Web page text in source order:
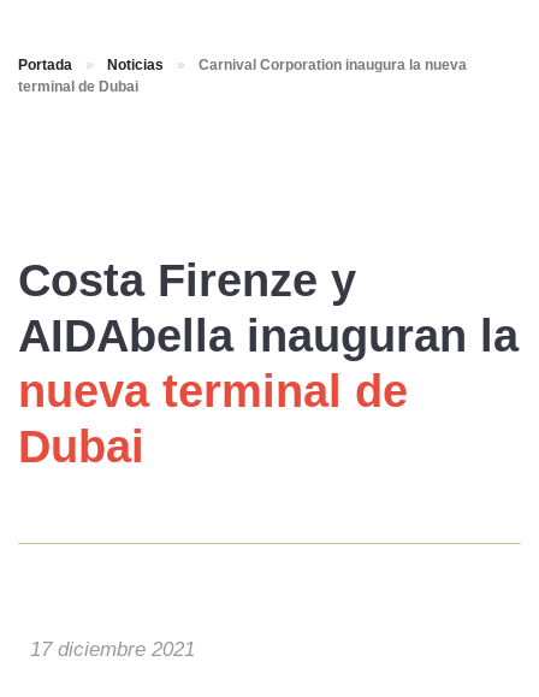
Portada » Noticias »
Carnival Corporation inaugura la nueva
terminal de Dubai
Costa Firenze y
AIDAbellainauguran la
nueva terminal de
Dubai
17 diciembre 2021